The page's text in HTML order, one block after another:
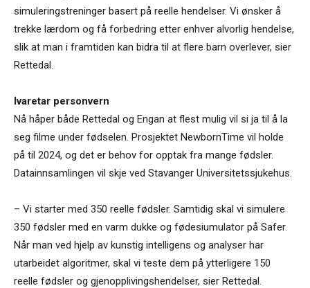
simuleringstreninger basert på reelle hendelser. Vi ønsker å
trekke lærdom og få forbedring etter enhver alvorlig hendelse,
slik at man i framtiden kan bidra til at flere barn overlever, sier
Rettedal.
Ivaretar personvern
Nå håper både Rettedal og Engan at flest mulig vil si ja til å la
seg filme under fødselen. Prosjektet NewbornTime vil holde
på til 2024, og det er behov for opptak fra mange fødsler.
Datainnsamlingen vil skje ved Stavanger Universitetssjukehus.
– Vi starter med 350 reelle fødsler. Samtidig skal vi simulere
350 fødsler med en varm dukke og fødesiumulator på Safer.
Når man ved hjelp av kunstig intelligens og analyser har
utarbeidet algoritmer, skal vi teste dem på ytterligere 150
reelle fødsler og gjenopplivingshendelser, sier Rettedal.